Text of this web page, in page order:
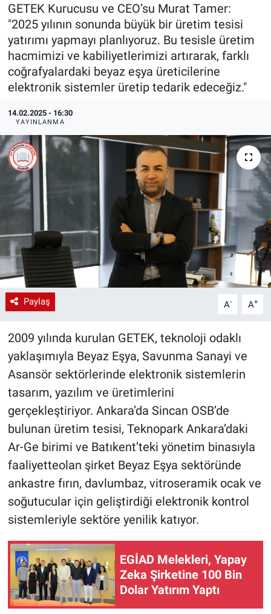
GETEK Kurucusu ve CEO’su Murat Tamer:
"2025 yılının sonunda büyük bir üretim tesisi
yatırımı yapmayı planlıyoruz. Bu tesisle üretim
hacmimizi ve kabiliyetlerimizi artırarak, farklı
coğrafyalardaki beyaz eşya üreticilerine
elektronik sistemler üretip tedarik edeceğiz."
14.02.2025 - 16:30
YAYINLANMA
Paylaş A- A+
2009 yılında kurulan GETEK, teknoloji odaklı
yaklaşımıyla Beyaz Eşya, Savunma Sanayi ve
Asansör sektörlerinde elektronik sistemlerin
tasarım, yazılım ve üretimlerini
gerçekleştiriyor. Ankara’da Sincan OSB’de
bulunan üretim tesisi, Teknopark Ankara’daki
Ar-Ge birimi ve Batıkent’teki yönetim binasıyla
faaliyetteolan şirket Beyaz Eşya sektöründe
ankastre fırın, davlumbaz, vitroseramik ocak ve
soğutucular için geliştirdiği elektronik kontrol
sistemleriyle sektöre yenilik katıyor.
EGİAD Melekleri, Yapay
Zeka Şirketine 100 Bin
Dolar Yatırım Yaptı
EndüstriST
Enerjisini Üreten Fabrikalar
Endüstri 4.0 Uygulamaları
Ağır Sanayi Çözümleri